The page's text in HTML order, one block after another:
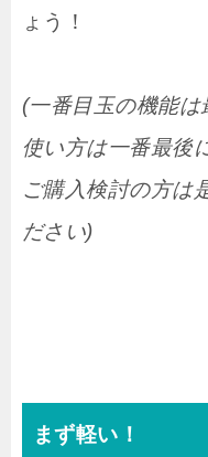
ょう！
(一番目玉の機能
使い方は一番最後
ご購入検討の方は
ださい)
まず軽い！